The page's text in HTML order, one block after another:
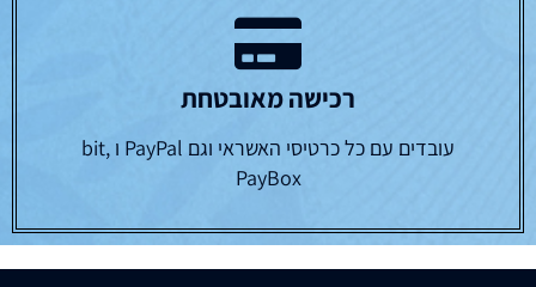
רכישה מאובטחת
עובדים עם כל כרטיסי האשראי וגם PayPal ו bit,
PayBox